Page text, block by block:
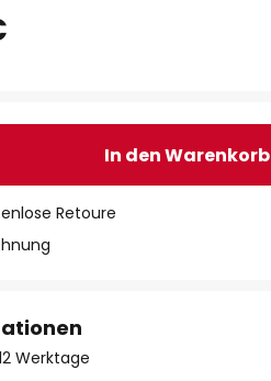
In den Warenkorb
Retoure
Werktage